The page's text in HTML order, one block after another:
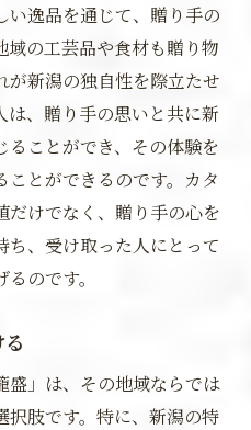
い逸品を通じて、贈り手の
の工芸品や食材も贈り物
が新潟の独自性を際立たせ
は、贈り手の思いと共に新
ことができ、その体験を
とができるのです。カタ
だけでなく、贈り手の心を
ち、受け取った人にとって
のです。
盛」は、その地域ならでは
択肢です。特に、新潟の特